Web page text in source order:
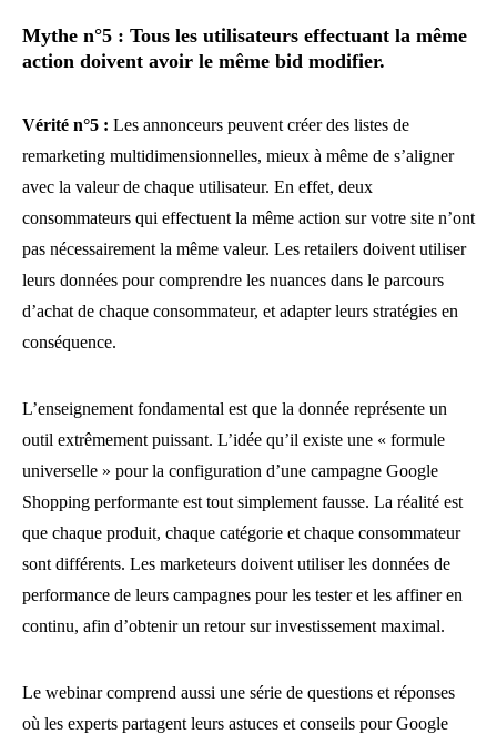
Mythe n°5 : Tous les utilisateurs effectuant la même
action doivent avoir le même bid modifier.
Vérité n°5 : Les annonceurs peuvent créer des listes de
remarketing multidimensionnelles, mieux à même de s’aligner
avec la valeur de chaque utilisateur. En effet, deux
consommateurs qui effectuent la même action sur votre site n’ont
pas nécessairement la même valeur. Les retailers doivent utiliser
leurs données pour comprendre les nuances dans le parcours
d’achat de chaque consommateur, et adapter leurs stratégies en
conséquence.
L’enseignement fondamental est que la donnée représente un
outil extrêmement puissant. L’idée qu’il existe une « formule
universelle » pour la configuration d’une campagne Google
Shopping performante est tout simplement fausse. La réalité est
que chaque produit, chaque catégorie et chaque consommateur
sont différents. Les marketeurs doivent utiliser les données de
performance de leurs campagnes pour les tester et les affiner en
continu, afin d’obtenir un retour sur investissement maximal.
Le webinar comprend aussi une série de questions et réponses
où les experts partagent leurs astuces et conseils pour Google